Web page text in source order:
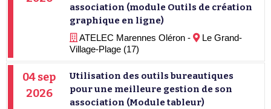
association (module Outils de création
graphique en ligne)
ATELEC Marennes Oléron -
Le Grand-
Village-Plage (17)
04 sep
2026
Utilisation des outils bureautiques
pour une meilleure gestion de son
association (Module tableur)